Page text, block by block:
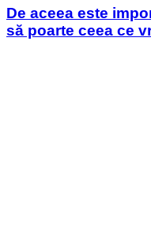
De aceea este
să poarte ceea ce